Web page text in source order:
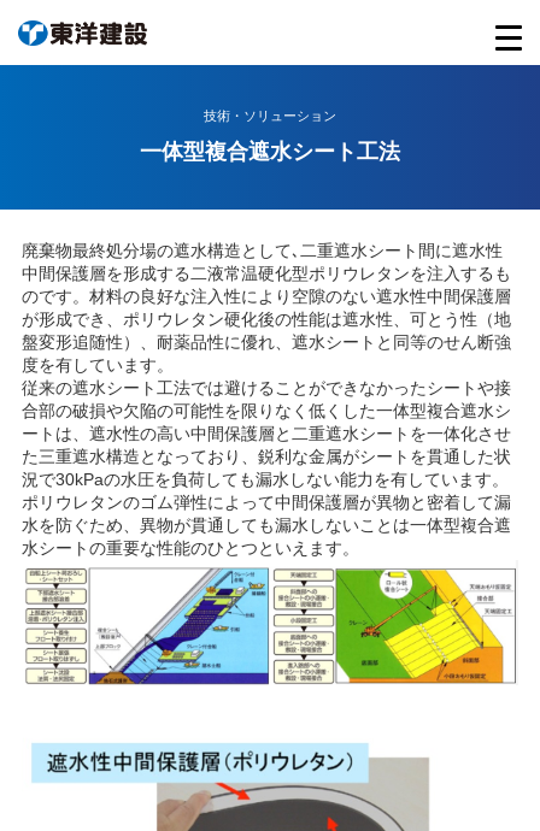
技術・ソリューション
一体型複合遮水シート工法
廃棄物最終処分場の遮水構造として､二重遮水シート間に遮水性
中間保護層を形成する二液常温硬化型ポリウレタンを注入するも
のです。材料の良好な注入性により空隙のない遮水性中間保護層
が形成でき、ポリウレタン硬化後の性能は遮水性、可とう性（地
盤変形追随性）、耐薬品性に優れ、遮水シートと同等のせん断強
度を有しています。
従来の遮水シート工法では避けることができなかったシートや接
合部の破損や欠陥の可能性を限りなく低くした一体型複合遮水シ
ートは、遮水性の高い中間保護層と二重遮水シートを一体化させ
た三重遮水構造となっており、鋭利な金属がシートを貫通した状
況で30kPaの水圧を負荷しても漏水しない能力を有しています。
ポリウレタンのゴム弾性によって中間保護層が異物と密着して漏
水を防ぐため、異物が貫通しても漏水しないことは一体型複合遮
水シートの重要な性能のひとつといえます。